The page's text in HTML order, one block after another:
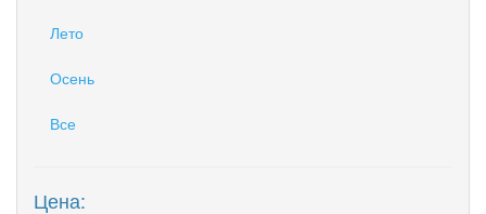
Лето
Осень
Все
Цена: